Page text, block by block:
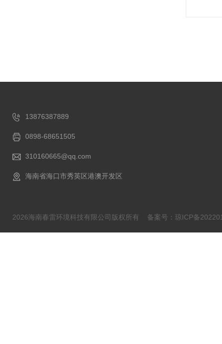
13876387889
0898-68651505
310160665@qq.com
海南省海口市秀英区港澳开发区
2026海南春雷环境科技有限公司版权所有 备案号：琼ICP备